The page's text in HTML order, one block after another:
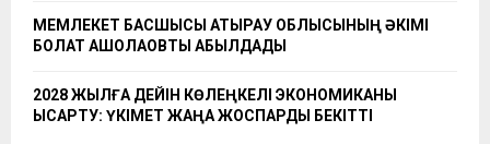
МЕМЛЕКЕТ БАСШЫСЫ АТЫРАУ ОБЛЫСЫНЫҢ ӘКІМІ
БОЛАТ АҚШОЛАҚОВТЫ ҚАБЫЛДАДЫ
2028 ЖЫЛҒА ДЕЙІН КӨЛЕҢКЕЛІ ЭКОНОМИКАНЫ
ҚЫСҚАРТУ: ҮКІМЕТ ЖАҢА ЖОСПАРДЫ БЕКІТТІ